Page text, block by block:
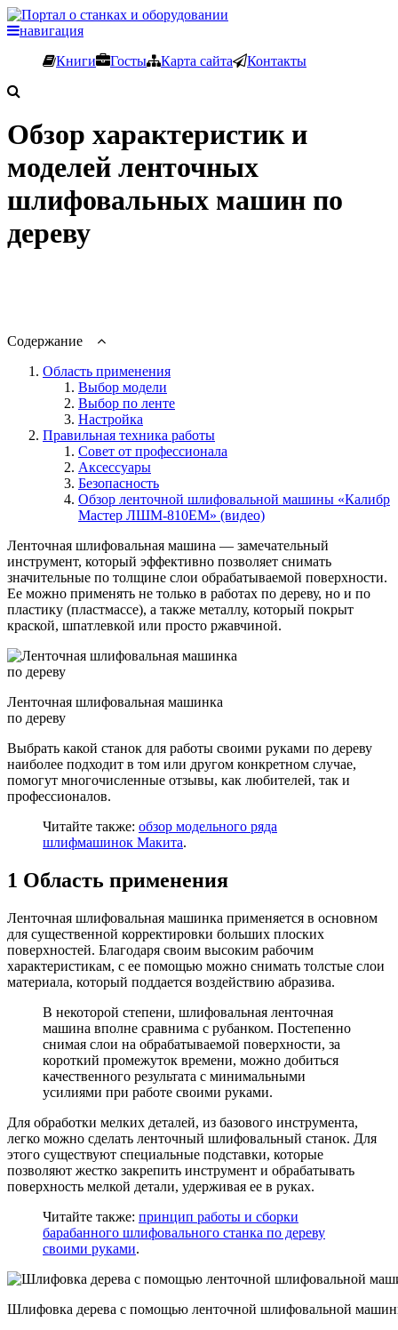
навигация
Книги
Госты Карта сайта Контакты
Обзор характеристик и
моделей ленточных
шлифовальных машин по
дереву
Содержание
Область применения
Выбор модели
Выбор по ленте
Настройка
Правильная техника работы
Совет от профессионала
Аксессуары
Безопасность
Обзор ленточной шлифовальной машины «Калибр
Мастер ЛШМ-810ЕМ» (видео)
Ленточная шлифовальная машина — замечательный
инструмент, который эффективно позволяет снимать
значительные по толщине слои обрабатываемой поверхности.
Ее можно применять не только в работах по дереву, но и по
пластику (пластмассе), а также металлу, который покрыт
краской, шпатлевкой или просто ржавчиной.
Ленточная шлифовальная машинка
по дереву
Выбрать какой станок для работы своими руками по дереву
наиболее подходит в том или другом конкретном случае,
помогут многочисленные отзывы, как любителей, так и
профессионалов.
Читайте также: обзор модельного ряда
шлифмашинок Макита.
1 Область применения
Ленточная шлифовальная машинка применяется в основном
для существенной корректировки больших плоских
поверхностей. Благодаря своим высоким рабочим
характеристикам, с ее помощью можно снимать толстые слои
материала, который поддается воздействию абразива.
В некоторой степени, шлифовальная ленточная
машина вполне сравнима с рубанком. Постепенно
снимая слои на обрабатываемой поверхности, за
короткий промежуток времени, можно добиться
качественного результата с минимальными
усилиями при работе своими руками.
Для обработки мелких деталей, из базового инструмента,
легко можно сделать ленточный шлифовальный станок. Для
этого существуют специальные подставки, которые
позволяют жестко закрепить инструмент и обрабатывать
поверхность мелкой детали, удерживая ее в руках.
Читайте также: принцип работы и сборки
барабанного шлифовального станка по дереву
своими руками.
Шлифовка дерева с помощью ленточной шлифовальной